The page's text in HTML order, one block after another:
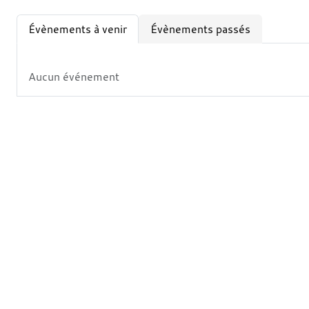
Évènements à venir Évènements passés
Aucun événement